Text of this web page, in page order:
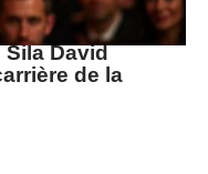
Sila David
de la